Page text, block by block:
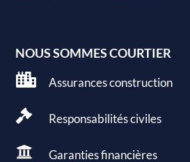
NOUS SOMMES COURTIER
 Assurances construction
 Responsabilités civiles
 Garantiesfinancières